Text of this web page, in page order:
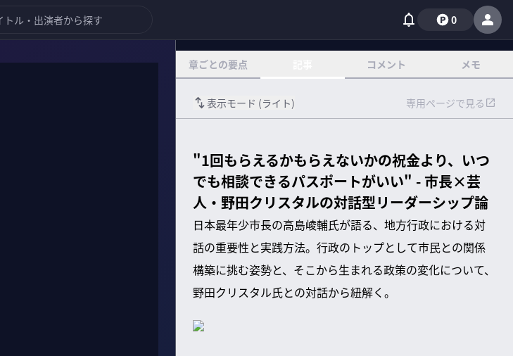
0
章ごとの要点 コメント メモ
表示モード (ライト) 専用ページで見る
"1回もらえるかもらえないかの祝金より、いつ
でも相談できるパスポートがいい" - 市長×芸
人・野田クリスタルの対話型リーダーシップ論
日本最年少市長の高島崚輔氏が語る、地方行政における対
話の重要性と実践方法。行政のトップとして市民との関係
構築に挑む姿勢と、そこから生まれる政策の変化について、
野田クリスタル氏との対話から紐解く。